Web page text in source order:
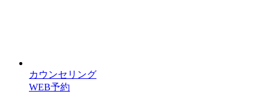
カウンセリング
WEB予約